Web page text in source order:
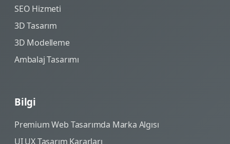
SEO Hizmeti
3D Tasarım
3D Modelleme
Ambalaj Tasarımı
Bilgi
Premium Web Tasarımda Marka Algısı
UI UX Tasarım Kararları